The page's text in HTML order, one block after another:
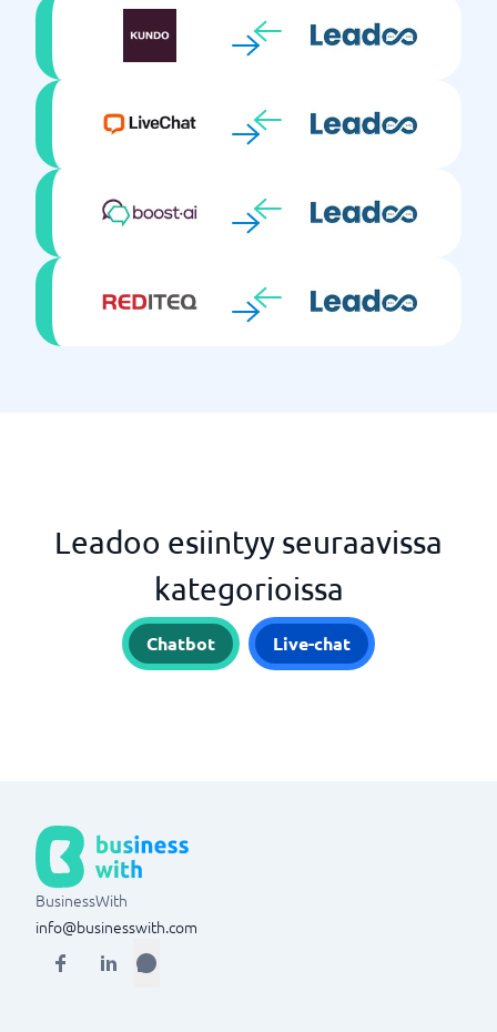
Leadoo esiintyy seuraavissa
kategorioissa
Chatbot Live-chat
BusinessWith
info@businesswith.com